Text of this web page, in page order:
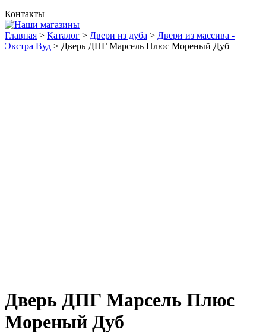
Контакты
Главная > Каталог > Двери из дуба > Двери из массива -
Экстра Вуд > Дверь ДПГ Марсель Плюс Мореный Дуб
Дверь ДПГ Марсель Плюс
Мореный Дуб